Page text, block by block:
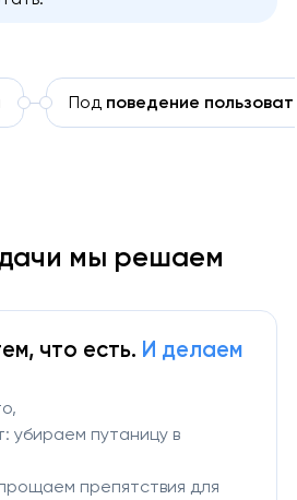
Под поведение
мы решаем
что есть. И делаем
убираем путаницу в
препятствия для